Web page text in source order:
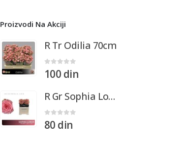
Proizvodi Na Akciji
R Tr Odilia 70cm
0out of 5
100 din
R Gr Sophia Loren 50cm
0out of 5
80 din